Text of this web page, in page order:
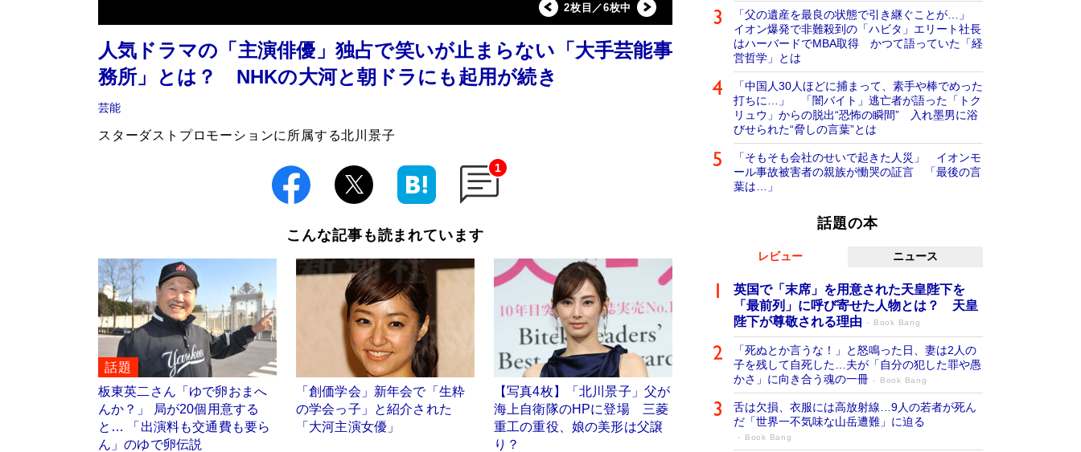
2枚目／6枚中
人気ドラマの「主演俳優」独占で笑いが止まらない「大手芸能事
務所」とは？ NHKの大河と朝ドラにも起用が続き
芸能
スターダストプロモーションに所属する北川景子
1
こんな記事も読まれています
話題
板東英二さん「ゆで卵おまへ
んか？」 局が20個用意する
と… 「出演料も交通費も要ら
ん」のゆで卵伝説
「創価学会」新年会で「生粋
の学会っ子」と紹介された
「大河主演女優」
【写真4枚】「北川景子」父が
海上自衛隊のHPに登場 三菱
重工の重役、娘の美形は父譲
り？
「父の遺産を最良の状態で引き継ぐことが…」
イオン爆発で非難殺到の「ハビタ」エリート社長
はハーバードでMBA取得 かつて語っていた「経
営哲学」とは
「中国人30人ほどに捕まって、素手や棒でめった
打ちに…」 「闇バイト」逃亡者が語った「トク
リュウ」からの脱出“恐怖の瞬間” 入れ墨男に浴
びせられた“脅しの言葉”とは
「そもそも会社のせいで起きた人災」 イオンモ
ール事故被害者の親族が慟哭の証言 「最後の言
葉は…」
話題の本
レビュー ニュース
英国で「末席」を用意された天皇陛下を
「最前列」に呼び寄せた人物とは？ 天皇
陛下が尊敬される理由
Book Bang
「死ぬとか言うな！」と怒鳴った日、妻は2人の
子を残して自死した…夫が「自分の犯した罪や愚
かさ」に向き合う魂の一冊
Book Bang
舌は欠損、衣服には高放射線…9人の若者が死ん
だ「世界一不気味な山岳遭難」に迫る
Book Bang